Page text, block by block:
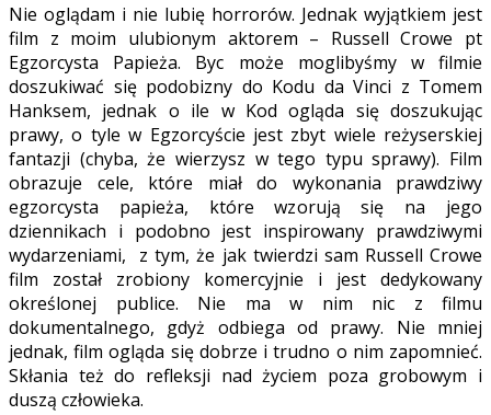
Nie oglądam i nie lubię horrorów. Jednak wyjątkiem jest
film z moim ulubionym aktorem – Russell Crowe pt
Egzorcysta Papieża. Byc może moglibyśmy w filmie
doszukiwać się podobizny do Kodu da Vinci z Tomem
Hanksem, jednak o ile w Kod ogląda się doszukując
prawy, o tyle w Egzorcyście jest zbyt wiele reżyserskiej
fantazji (chyba, że wierzysz w tego typu sprawy). Film
obrazuje cele, które miał do wykonania prawdziwy
egzorcysta papieża, które wzorują się na jego
dziennikach i podobno jest inspirowany prawdziwymi
wydarzeniami, z tym, że jak twierdzi sam Russell Crowe
film został zrobiony komercyjnie i jest dedykowany
określonej publice. Nie ma w nim nic z filmu
dokumentalnego, gdyż odbiega od prawy. Nie mniej
jednak, film ogląda się dobrze i trudno o nim zapomnieć.
Skłania też do refleksji nad życiem poza grobowym i
duszą człowieka.